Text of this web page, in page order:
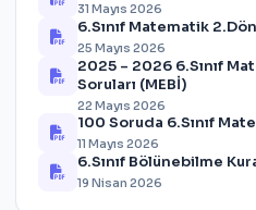
31 Mayıs 2026
6.Sınıf Matematik
25 Mayıs 2026
2025 – 2026 6.Sınıf
Soruları (MEBİ)
22 Mayıs 2026
100 Soruda 6.Sınıf
11 Mayıs 2026
6.Sınıf Bölünebilme
19 Nisan 2026